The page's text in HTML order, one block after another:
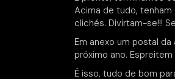
Acima de tudo,
clichés. Divirtam-se!!!
Em anexo um postal
próximo ano.
É isso, tudo de bom